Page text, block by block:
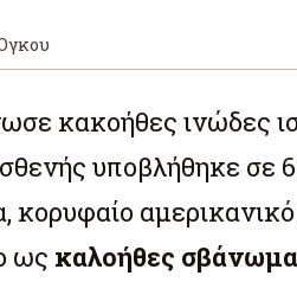
κακοήθες ινώδες
υποβλήθηκε σε
ως καλοήθες σβάνωμα